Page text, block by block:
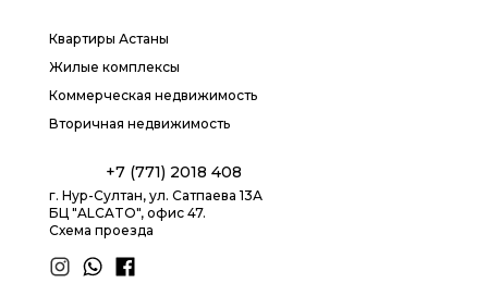
Квартиры Астаны
Жилые комплексы
Коммерческая недвижимость
Вторичная недвижимость
+7 (771) 2018 408
г. Нур-Султан, ул. Сатпаева 13А
БЦ "ALCATO", офис 47.
Схема проезда